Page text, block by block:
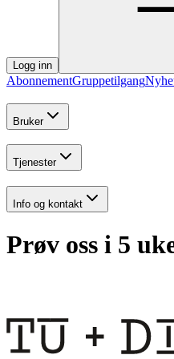
Logg inn
AbonnementGruppetilgang
Bruker
Tjenester
Info og kontakt
Prøv oss i 5